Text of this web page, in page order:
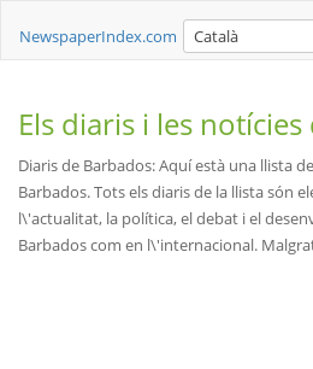
NewspaperIndex.com Català
Els diaris i les notícies
Diaris de Barbados: Aquí està una llista
Barbados. Tots els diaris de la llista són
l\'actualitat, la política, el debat i el
Barbados com en l\'internacional.